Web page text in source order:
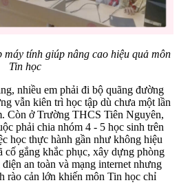
máy tính giúp nâng cao hiệu quả môn
Tin học
nhiều em phải đi bộ quãng đường
vẫn kiên trì học tập dù chưa một lần
Còn ở Trường THCS Tiên Nguyên,
phải chia nhóm 4 - 5 học sinh trên
học thực hành gần như không hiệu
cố gắng khắc phục, xây dựng phòng
an toàn và mạng internet nhưng
rào cản lớn khiến môn Tin học chỉ